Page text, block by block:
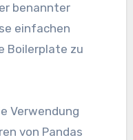
benannter
einfachen
Boilerplate zu
Verwendung
von Pandas